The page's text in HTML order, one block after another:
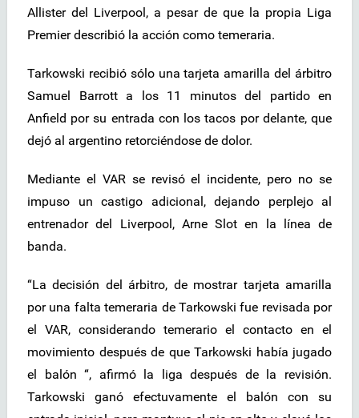
Allister del Liverpool, a pesar de que la propia Liga
Premier describió la acción como temeraria.
Tarkowski recibió sólo una tarjeta amarilla del árbitro
Samuel Barrott a los 11 minutos del partido en
Anfield por su entrada con los tacos por delante, que
dejó al argentino retorciéndose de dolor.
Mediante el VAR se revisó el incidente, pero no se
impuso un castigo adicional, dejando perplejo al
entrenador del Liverpool, Arne Slot en la línea de
banda.
“La decisión del árbitro, de mostrar tarjeta amarilla
por una falta temeraria de Tarkowski fue revisada por
el VAR, considerando temerario el contacto en el
movimiento después de que Tarkowski había jugado
el balón “, afirmó la liga después de la revisión.
Tarkowski ganó efectuvamente el balón con su